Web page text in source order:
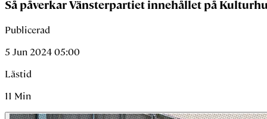
Så påverkar Vänsterpartiet innehållet på
Publicerad
5 Jun 2024 05:00
Lästid
11 Min